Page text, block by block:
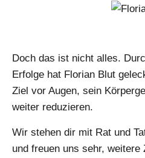
Doch das ist nicht alles.
Erfolge hat Florian Blut
Ziel vor Augen, sein
weiter reduzieren.
Wir stehen dir mit Rat und
und freuen uns sehr,